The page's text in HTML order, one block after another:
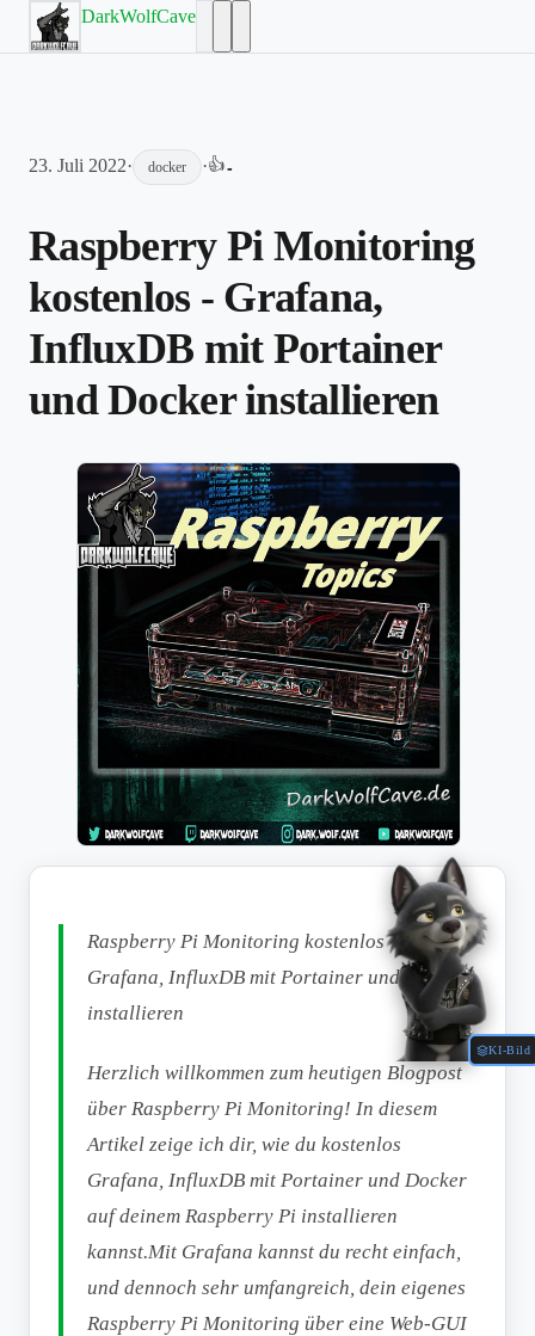
DarkWolfCave
23. Juli 2022· docker ·👍-
Raspberry Pi Monitoring
kostenlos - Grafana,
InfluxDB mit Portainer
und Docker installieren
KI-Bild
Raspberry Pi Monitoring kostenlos -
Grafana, InfluxDB mit Portainer und Docker
installieren
Herzlich willkommen zum heutigen Blogpost
über Raspberry Pi Monitoring! In diesem
Artikel zeige ich dir, wie du kostenlos
Grafana, InfluxDB mit Portainer und Docker
auf deinem Raspberry Pi installieren
kannst.Mit Grafana kannst du recht einfach,
und dennoch sehr umfangreich, dein eigenes
Raspberry Pi Monitoring über eine Web-GUI